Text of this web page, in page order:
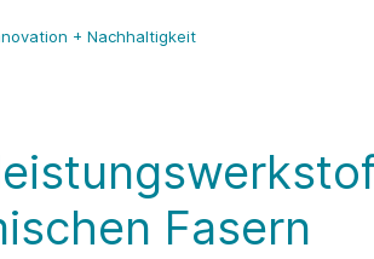
+ Nachhaltigkeit
Fasern